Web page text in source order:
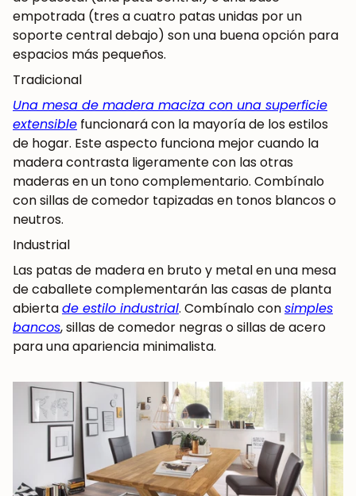
empotrada (tres a cuatro patas unidas por un
soporte central debajo) son una buena opción para
espacios más pequeños.
Tradicional
Una mesa de madera maciza con una superficie
extensible funcionará con la mayoría de los estilos
de hogar. Este aspecto funciona mejor cuando la
madera contrasta ligeramente con las otras
maderas en un tono complementario. Combínalo
con sillas de comedor tapizadas en tonos blancos o
neutros.
Industrial
Las patas de madera en bruto y metal en una mesa
de caballete complementarán las casas de planta
abiertade estilo industrial. Combínalo consimples
bancos, sillas de comedor negras o sillas de acero
para una apariencia minimalista.
¡SE PARTE DE NUESTRA
COMUNIDAD!
Suscríbete y consigue un 5% de descuento
en tu primera compra.